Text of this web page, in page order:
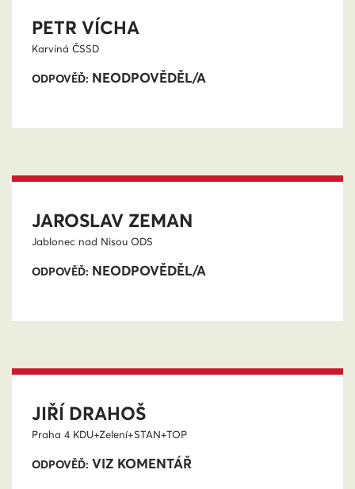
PETR VÍCHA
Karviná ČSSD
ODPOVĚĎ: NEODPOVĚDĚL/A
JAROSLAV ZEMAN
Jablonec nad Nisou ODS
ODPOVĚĎ: NEODPOVĚDĚL/A
JIŘÍ DRAHOŠ
Praha 4 KDU+Zelení+STAN+TOP
ODPOVĚĎ: VIZ KOMENTÁŘ